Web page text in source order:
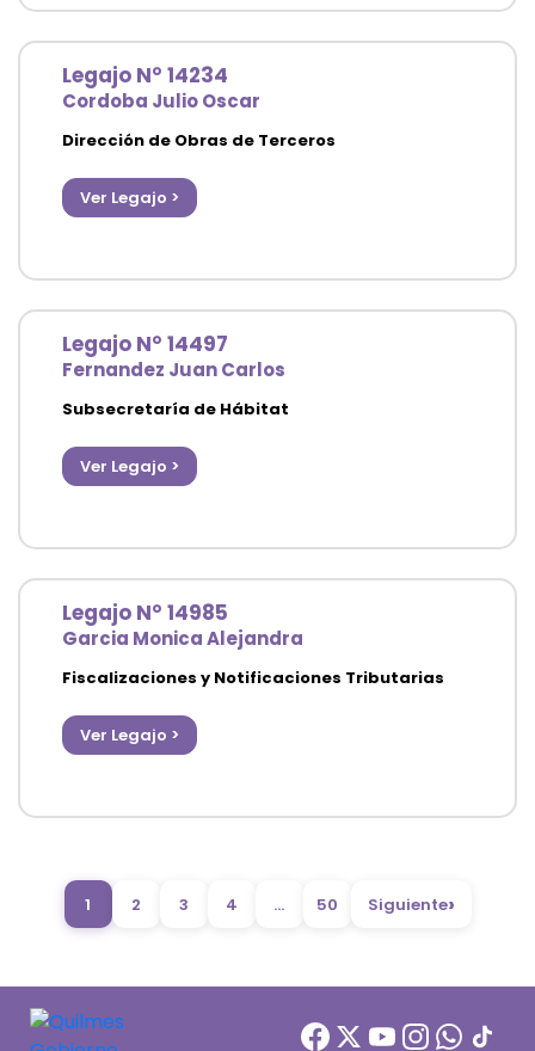
Legajo N° 14234
Cordoba Julio Oscar
Dirección de Obras de Terceros
Ver Legajo >
Legajo N° 14497
Fernandez Juan Carlos
Subsecretaría de Hábitat
Ver Legajo >
Legajo N° 14985
Garcia Monica Alejandra
Fiscalizaciones y Notificaciones Tributarias
Ver Legajo >
1 2 3 4 … 50 Siguiente›